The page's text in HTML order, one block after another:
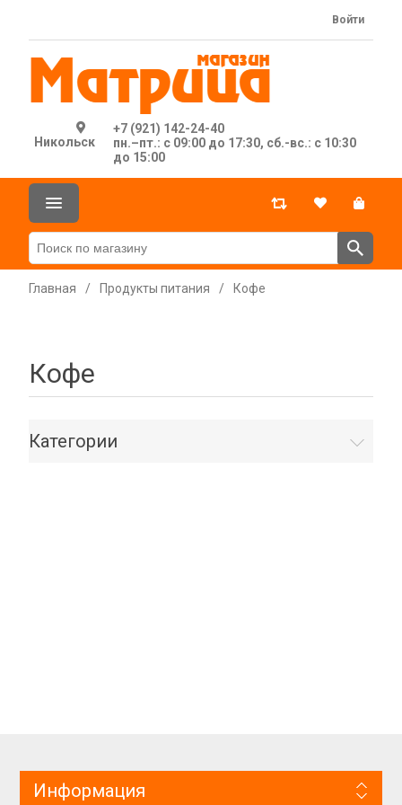
Никольск
+7 (921) 142-24-40
пн.–пт.: с 09:00 до 17:30, сб.-вс.: с 10:30
до 15:00
Войти
Главная / Продукты питания / Кофе
Кофе
Категории
Информация